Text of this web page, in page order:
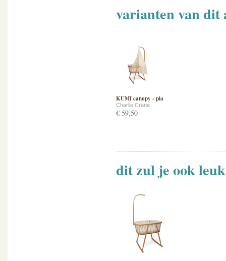
varianten van
KUMI canopy - pia
Charlie Crane
€ 59,50
dit zul je ook